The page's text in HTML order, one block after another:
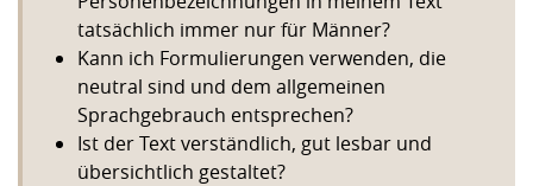
tatsächlich immer nur für Männer?
Kann ich Formulierungen verwenden, die
neutral sind und dem allgemeinen
Sprachgebrauch entsprechen?
Ist der Text verständlich, gut lesbar und
übersichtlich gestaltet?